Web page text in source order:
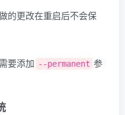
的更改在重启后不会保
要添加 --permanent 参